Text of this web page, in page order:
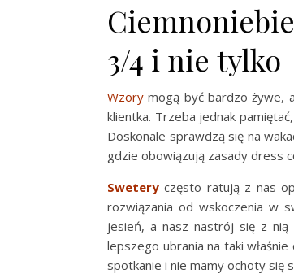
3/4 i nie tylko
Wzory mogą być bardzo żywe,
klientka. Trzeba jednak
Doskonale sprawdzą się na
gdzie obowiązują zasady dress
Swetery często ratują z nas
rozwiązania od wskoczenia w
jesień, a nasz nastrój się z nią
lepszego ubrania na taki
spotkanie i nie mamy ochoty się